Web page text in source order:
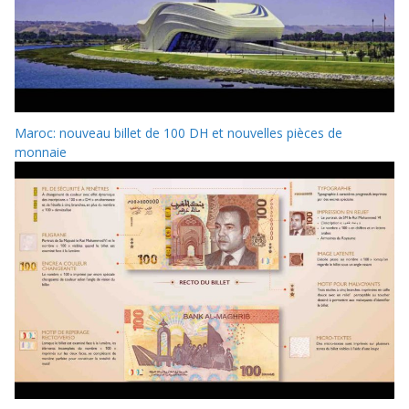
Maroc: nouveau billet de 100 DH et nouvelles pièces de
monnaie